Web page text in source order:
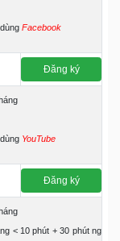
Facebook
Đăng ký
YouTube
Đăng ký
< 10 phút + 30 phút ng